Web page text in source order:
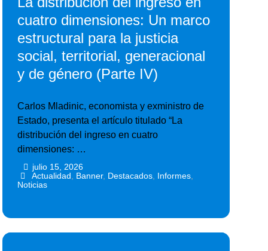
cuatro dimensiones: Un marco
estructural para la justicia
social, territorial, generacional
y de género (Parte IV)
Carlos Mladinic, economista y exministro de
Estado, presenta el artículo titulado “La
distribución del ingreso en cuatro
dimensiones: …
julio 15, 2026
Actualidad Banner, Destacados, Informes,
Noticias